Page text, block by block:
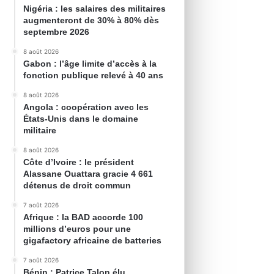
Nigéria : les salaires des militaires
augmenteront de 30% à 80% dès
septembre 2026
8 août 2026
Gabon : l’âge limite d’accès à la
fonction publique relevé à 40 ans
8 août 2026
Angola : coopération avec les
États-Unis dans le domaine
militaire
8 août 2026
Côte d’Ivoire : le président
Alassane Ouattara gracie 4 661
détenus de droit commun
7 août 2026
Afrique : la BAD accorde 100
millions d’euros pour une
gigafactory africaine de batteries
7 août 2026